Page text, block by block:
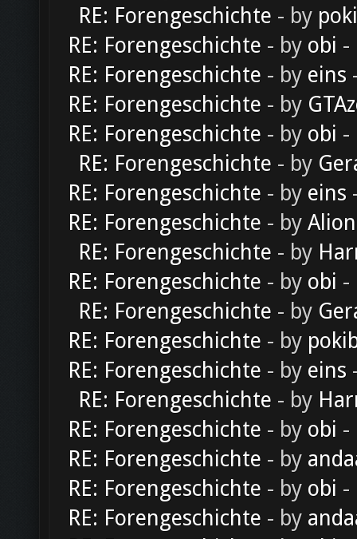
RE: Forengeschichte - by
RE: Forengeschichte - by obi -
RE: Forengeschichte - by eins
RE: Forengeschichte - by
RE: Forengeschichte - by obi -
RE: Forengeschichte - by
RE: Forengeschichte - by eins
RE: Forengeschichte - by Alion
RE: Forengeschichte - by
RE: Forengeschichte - by obi -
RE: Forengeschichte - by
RE: Forengeschichte - by
RE: Forengeschichte - by eins
RE: Forengeschichte - by
RE: Forengeschichte - by obi -
RE: Forengeschichte - by
RE: Forengeschichte - by obi -
RE: Forengeschichte - by